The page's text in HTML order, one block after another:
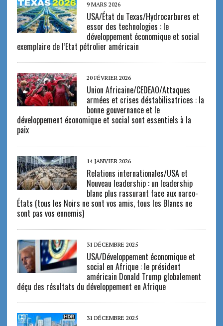
9 MARS 2026
USA/État du Texas/Hydrocarbures et
essor des technologies : le
développement économique et social
exemplaire de l’Etat pétrolier américain
20 FÉVRIER 2026
Union Africaine/CEDEAO/Attaques
armées et crises déstabilisatrices : la
bonne gouvernance et le
développement économique et social sont essentiels à la
paix
14 JANVIER 2026
Relations internationales/USA et
Nouveau leadership : un leadership
blanc plus rassurant face aux narco-
États (tous les Noirs ne sont vos amis, tous les Blancs ne
sont pas vos ennemis)
31 DÉCEMBRE 2025
USA/Développement économique et
social en Afrique : le président
américain Donald Trump globalement
déçu des résultats du développement en Afrique
31 DÉCEMBRE 2025